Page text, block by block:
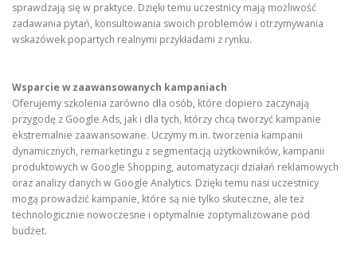
sprawdzają się w praktyce. Dzięki temu uczestnicy mają możliwość
zadawania pytań, konsultowania swoich problemów i otrzymywania
wskazówek popartych realnymi przykładami z rynku.
Wsparcie w zaawansowanych kampaniach
Oferujemy szkolenia zarówno dla osób, które dopiero zaczynają
przygodę z Google Ads, jak i dla tych, którzy chcą tworzyć kampanie
ekstremalnie zaawansowane. Uczymy m.in. tworzenia kampanii
dynamicznych, remarketingu z segmentacją użytkowników, kampanii
produktowych w Google Shopping, automatyzacji działań reklamowych
oraz analizy danych w Google Analytics. Dzięki temu nasi uczestnicy
mogą prowadzić kampanie, które są nie tylko skuteczne, ale też
technologicznie nowoczesne i optymalnie zoptymalizowane pod
budżet.